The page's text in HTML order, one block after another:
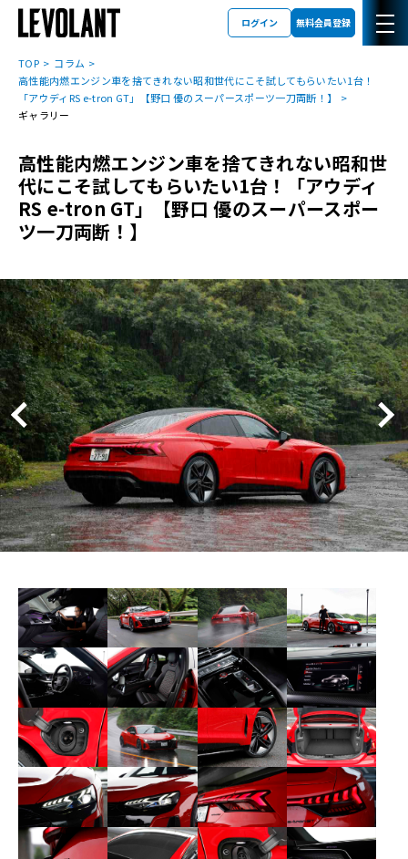
ログイン 無料会員登録
TOP
コラム
高性能内燃エンジン車を捨てきれない昭和世代にこそ試してもらいたい1台！
「アウディRS e-tron GT」【野口 優のスーパースポーツ一刀両断！】
ギャラリー
高性能内燃エンジン車を捨てきれない昭和世
代にこそ試してもらいたい1台！「アウディ
RS e-tron GT」【野口 優のスーパースポー
ツ一刀両断！】